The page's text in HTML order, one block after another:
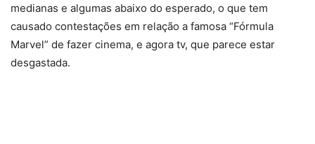
medianas e algumas abaixo do esperado, o que tem
causado contestações em relação a famosa “Fórmula
Marvel” de fazer cinema, e agora tv, que parece estar
desgastada.